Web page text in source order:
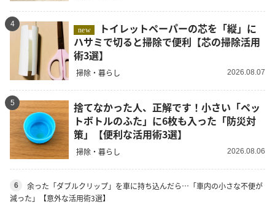
4
new
ハサミで切ると掃除で便利【芯の掃除活用
術3選】
掃除・暮らし 2026.08.07
5
捨てなかった人、正解です！小さい「ペッ
トボトルのふた」に6枚も入った「防災対
策」【便利な活用術3選】
掃除・暮らし 2026.08.06
6
余った「ダブルクリップ」を車に持ち込んだら…「車内の小さな不便が
減った」【意外な活用術3選】